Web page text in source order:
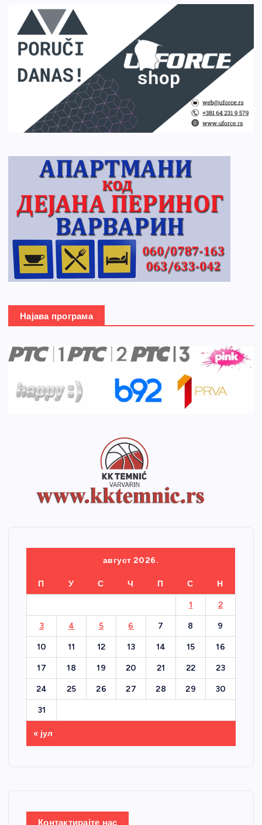
Најава програма
август 2026.
П У С Ч П С Н
1 2
3 4 5 6 7 8 9
10 11 12 13 14 15 16
17 18 19 20 21 22 23
24 25 26 27 28 29 30
31
« јул
Контактирајте нас